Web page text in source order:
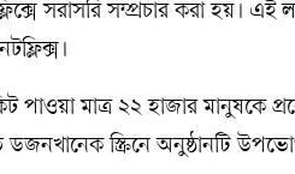
সরাসরি সম্প্রচার করা হয়। এই
পাওয়া মাত্র ২২ হাজার মানুষকে
ডজনখানেক স্ক্রিনে অনুষ্ঠানটি